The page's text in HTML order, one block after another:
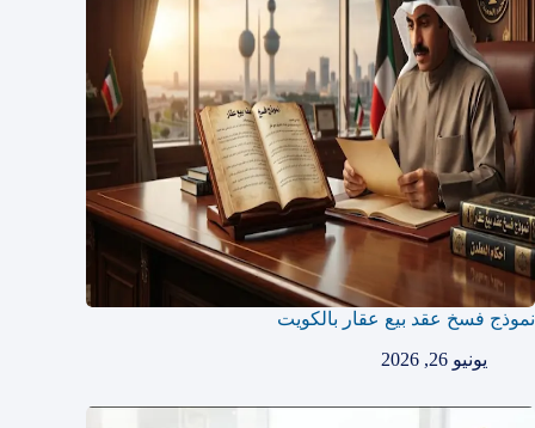
نموذج فسخ عقد بيع عقار بالكويت
يونيو 26, 2026